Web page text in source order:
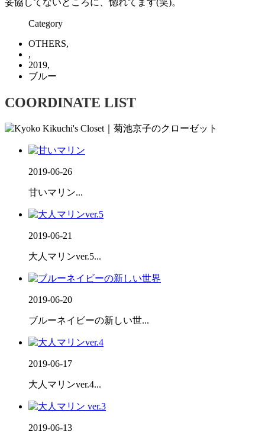
妥協してないところに、惚れてます(笑)。
Category
OTHERS,
,
2019,
ブルー
COORDINATE LIST
2019-06-26
甘いマリン...
2019-06-21
大人マリンver.5...
2019-06-20
ブルーネイビーの新しい世...
2019-06-17
大人マリンver.4...
2019-06-13